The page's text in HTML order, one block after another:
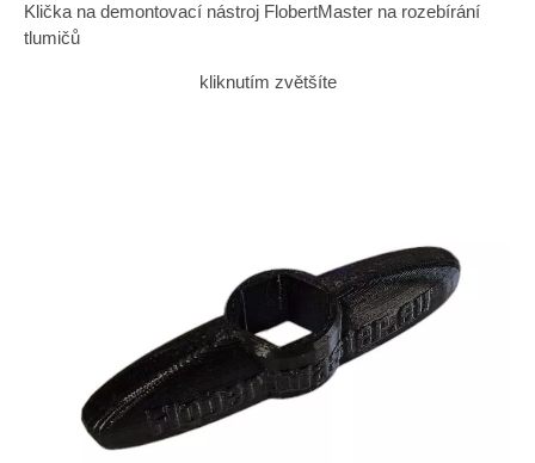
Klička na demontovací nástroj FlobertMaster na rozebírání
tlumičů
kliknutím zvětšíte